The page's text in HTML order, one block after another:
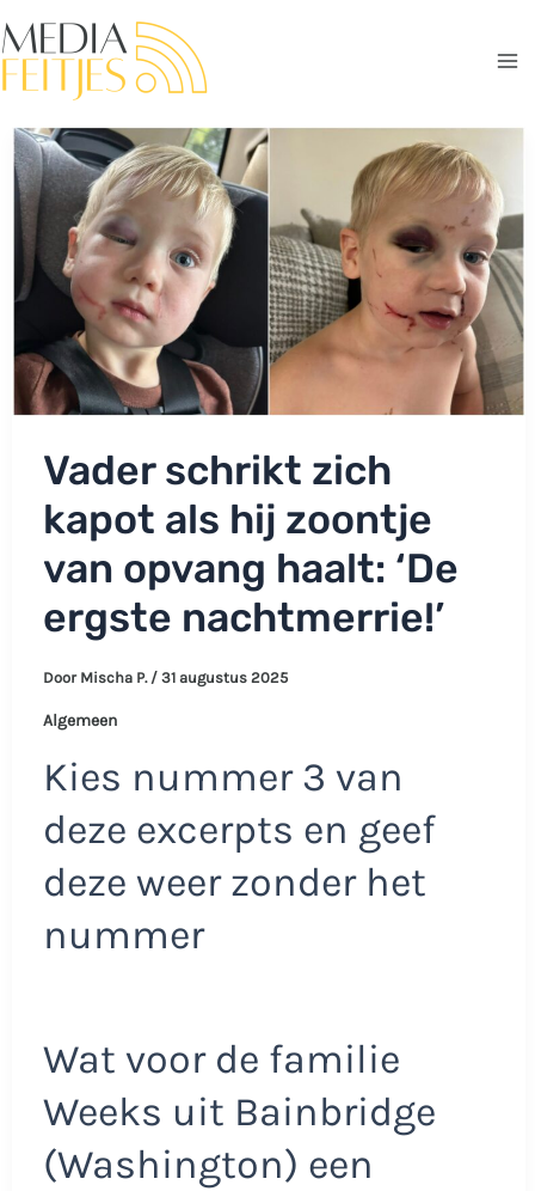
naar
de
Vader schrikt zich
kapot als hij zoontje
van opvang haalt: ‘De
ergste nachtmerrie!’
Door Mischa P. / 31 augustus 2025
Algemeen
Kies nummer 3 van
deze excerpts en geef
deze weer zonder het
nummer
Wat voor de familie
Weeks uit Bainbridge
(Washington) een